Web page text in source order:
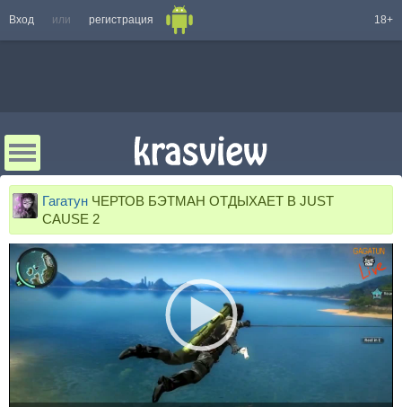
Вход или регистрация 18+
Гагатун ЧЕРТОВ БЭТМАН ОТДЫХАЕТ В JUST
CAUSE 2